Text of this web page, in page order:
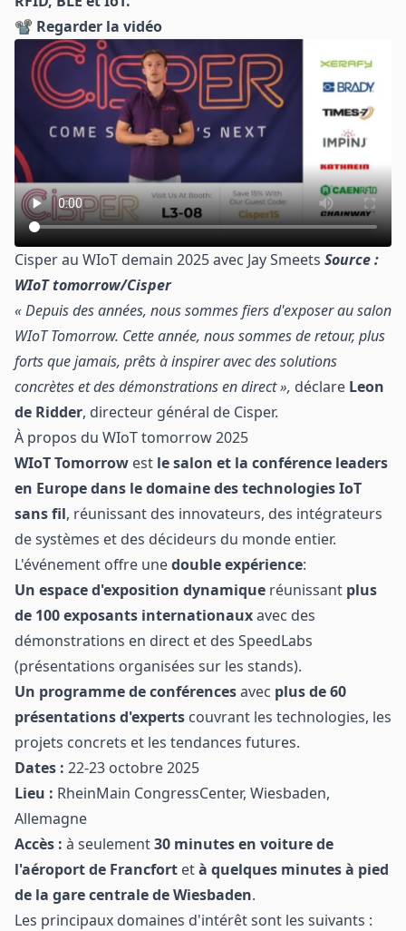
📽 Regarder la vidéo
Cisper au WIoT demain 2025 avec Jay Smeets Source :
WIoT tomorrow/Cisper
« Depuis des années, nous sommes fiers d'exposer au salon
WIoT Tomorrow. Cette année, nous sommes de retour, plus
forts que jamais, prêts à inspirer avec des solutions
concrètes et des démonstrations en direct », déclare Leon
de Ridder, directeur général de Cisper.
À propos du WIoT tomorrow 2025
WIoT Tomorrow est le salon et la conférence leaders
en Europe dans le domaine des technologies IoT
sans fil, réunissant des innovateurs, des intégrateurs
de systèmes et des décideurs du monde entier.
L'événement offre unedouble expérience:
Un espace d'exposition dynamique réunissant plus
de 100 exposants internationauxavec des
démonstrations en direct et des SpeedLabs
(présentations organisées sur les stands).
Un programme de conférencesavec plus de 60
présentations d'experts couvrant les technologies, les
projets concrets et les tendances futures.
Dates : 22-23 octobre 2025
Lieu : RheinMain CongressCenter, Wiesbaden,
Allemagne
Accès : à seulement30 minutes en voiture de
l'aéroport de Francfort età quelques minutes à pied
de la gare centrale de Wiesbaden.
Les principaux domaines d'intérêt sont les suivants :